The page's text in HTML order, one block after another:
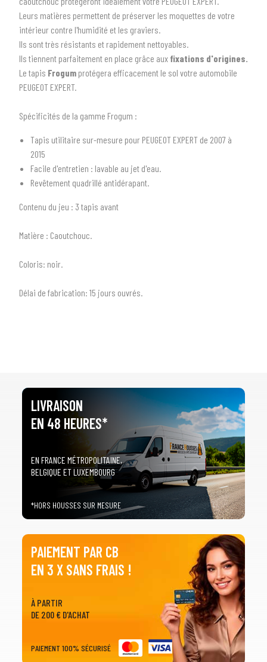
SÉLECTIONNEZ LE TYPE DE VOTRE VÉHICULE
Tous les types
SÉLECTIONNEZ LA MARQUE DE VOTRE VÉHICULE
Toutes les marques
Tous les modèles
Leurs matières permettent de préserver les moquettes de votre
intérieur contre l'humidité et les graviers.
Ils sont très résistants et rapidement nettoyables.
Ils tiennent parfaitement en place grâce aux fixations d'origines.
Le tapis Frogum protégera efficacement le sol votre automobile
PEUGEOT EXPERT.
Spécificités de la gamme Frogum :
Tapis utilitaire sur-mesure pour PEUGEOT EXPERT de 2007 à
2015
Facile d'entretien : lavable au jet d'eau.
Revêtement quadrillé antidérapant.
Contenu du jeu : 3 tapis avant
Matière : Caoutchouc.
Coloris: noir.
Délai de fabrication: 15 jours ouvrés.
LIVRAISON
EN 48 HEURES*
EN FRANCE MÉTROPOLITAINE,
BELGIQUE ET LUXEMBOURG
*HORS HOUSSES SUR MESURE
PAIEMENT PAR CB
EN 3 X SANS FRAIS !
À PARTIR
DE 200 € D'ACHAT
PAIEMENT 100% SÉCURISÉ